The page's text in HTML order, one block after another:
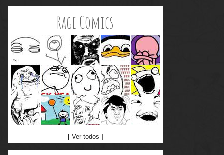
Rage Comics
[ Ver todos ]